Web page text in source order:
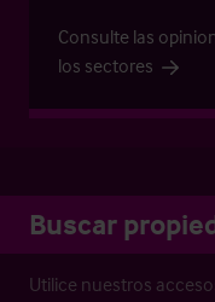
Consulte las
los sectores
Buscar
Utilice nuestros